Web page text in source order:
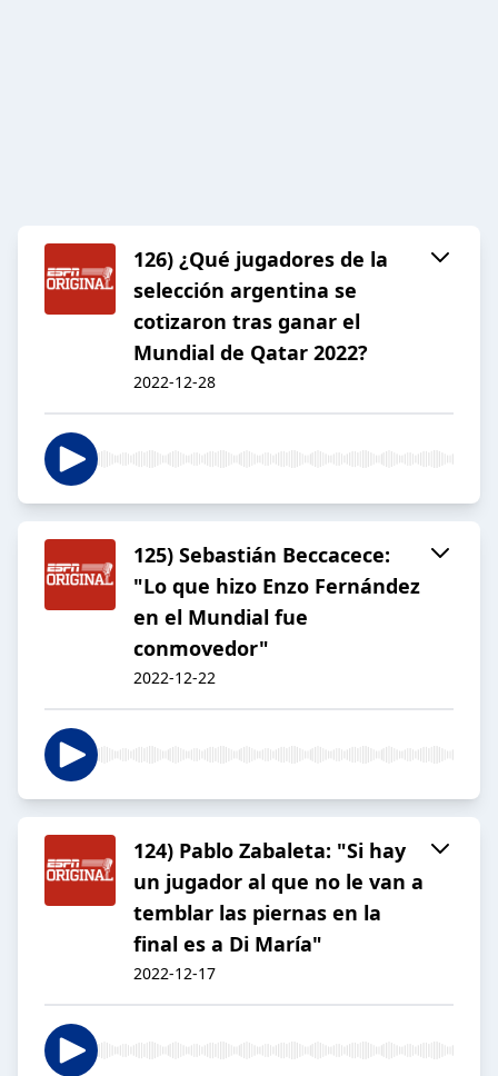
126) ¿Qué jugadores de la
selección argentina se
cotizaron tras ganar el
Mundial de Qatar 2022?
2022-12-28
125) Sebastián Beccacece:
"Lo que hizo Enzo Fernández
en el Mundial fue
conmovedor"
2022-12-22
124) Pablo Zabaleta: "Si hay
un jugador al que no le van a
temblar las piernas en la
final es a Di María"
2022-12-17